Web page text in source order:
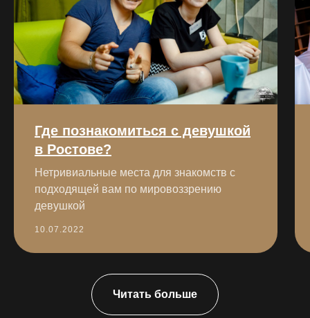
Где познакомиться с девушкой
в Ростове?
Нетривиальные места для знакомств с
подходящей вам по мировоззрению
девушкой
10.07.2022
Читать больше